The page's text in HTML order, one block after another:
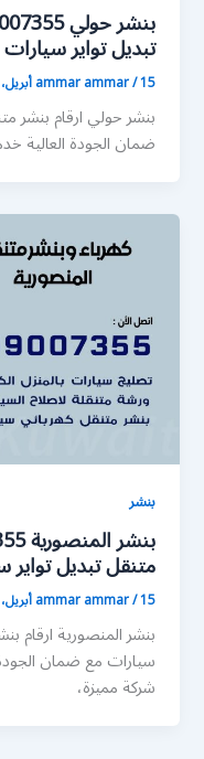
تبديل تواير سيارات
ammar ammar/15 أبريل، 2020
بنشر حولي ارقام بنشر
ضمان الجودة العالية
بنشر
متنقل تبديل
ammar ammar/15 أبريل، 2020
بنشر المنصورية ارقام
سيارات مع ضمان
شركة مميزة،